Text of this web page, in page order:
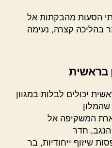
הסעות מהבקתות אל
בהליכה קצרה, נעימה
בראשית
יכולים לבלות במגוון
המשקיפה אל
חדר
שיזוף ייחודיות, בר